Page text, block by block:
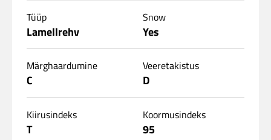
Tüüp
Lamellrehv
Snow
Yes
Märghaardumine
C
Veeretakistus
D
Kiirusindeks
T
Koormusindeks
95